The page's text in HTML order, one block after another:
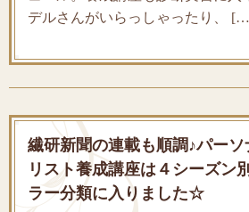
デルさんがいらっしゃったり、
繊研新聞の連載も順調♪パー
リスト養成講座は４シーズン
ラー分類に入りました☆